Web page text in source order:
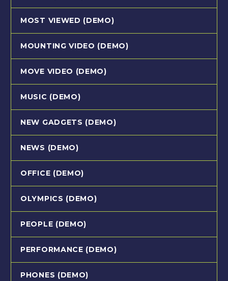
MOST VIEWED (DEMO)
MOUNTING VIDEO (DEMO)
MOVE VIDEO (DEMO)
MUSIC (DEMO)
NEW GADGETS (DEMO)
NEWS (DEMO)
OFFICE (DEMO)
OLYMPICS (DEMO)
PEOPLE (DEMO)
PERFORMANCE (DEMO)
PHONES (DEMO)